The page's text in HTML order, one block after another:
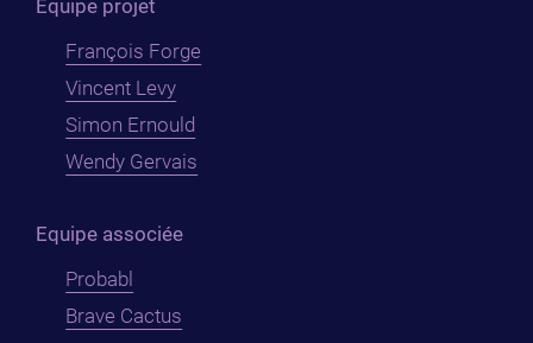
Equipe projet
François Forge
Vincent Levy
Simon Ernould
Wendy Gervais
Equipe associée
Probabl
Brave Cactus